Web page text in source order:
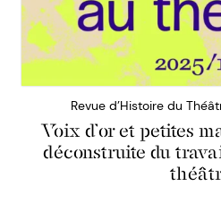
Revue d’Histoire du
Voix d’or et petites
déconstruite du